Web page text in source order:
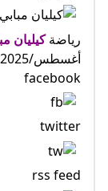
رياضةكيليان
facebook
twitter
rss feed